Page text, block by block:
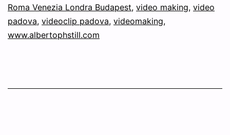
Roma Venezia Londra Budapest, video making, video
padova, videoclip padova, videomaking,
www.albertophstill.com